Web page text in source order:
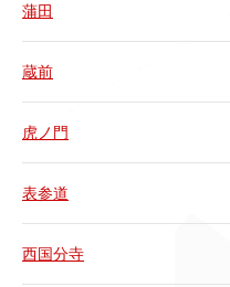
蒲田
蔵前
虎ノ門
表参道
西国分寺